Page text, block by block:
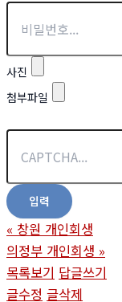
사진
첨부파일
« 창원 개인회생
의정부 개인회생 »
목록보기 답글쓰기
글수정 글삭제